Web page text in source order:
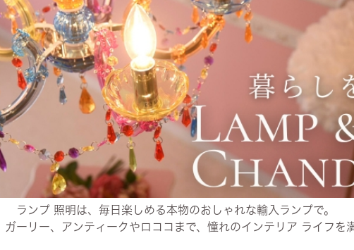
チェスト
本棚・ラック
飾り棚・キャビネット
ドレッサー
TELラック・コンソール・花台
シリーズ・オリジナル
テイスト
玄関・その他収納
ランプ 照明は、毎日楽しめる本物のおしゃれな輸入ランプで。
ガーリー、アンティークやロココまで、憧れのインテリア ライフを